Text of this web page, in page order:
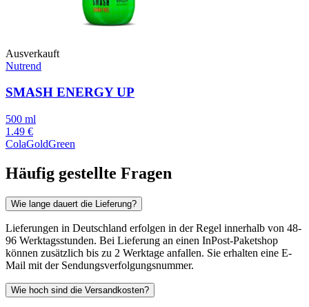
Ausverkauft
Nutrend
SMASH ENERGY UP
500 ml
1.49 €
ColaGoldGreen
Häufig gestellte Fragen
Wie lange dauert die Lieferung?
Lieferungen in Deutschland erfolgen in der Regel innerhalb von 48-
96 Werktagsstunden. Bei Lieferung an einen InPost-Paketshop
können zusätzlich bis zu 2 Werktage anfallen. Sie erhalten eine E-
Mail mit der Sendungsverfolgungsnummer.
Wie hoch sind die Versandkosten?